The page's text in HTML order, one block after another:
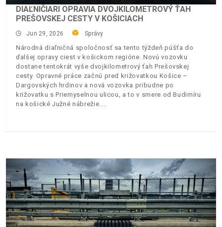
DIAĽNIČIARI OPRAVIA DVOJKILOMETROVÝ ŤAH
PREŠOVSKEJ CESTY V KOŠICIACH
Jun 29, 2026 Správy
Národná diaľničná spoločnosť sa tento týždeň púšťa do
ďalšej opravy ciest v košickom regióne. Novú vozovku
dostane tentokrát vyše dvojkilometrový ťah Prešovskej
cesty. Opravné práce začnú pred križovatkou Košice –
Dargovských hrdinov a nová vozovka pribudne po
križovatku s Priemyselnou ulicou, a to v smere od Budimíru
na košické Južné nábrežie.